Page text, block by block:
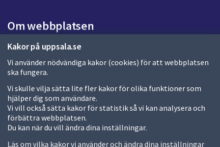
Kakor på uppsala.se
Vi använder nödvändiga kakor (cookies) för att webbplatsen
ska fungera.
Vi skulle vilja sätta lite fler kakor för olika funktioner som
hjälper dig som användare.
Vi vill också sätta kakor för statistik så vi kan analysera och
förbättra webbplatsen.
Du kan när du vill ändra dina inställningar.
Läs om vilka kakor vi använder och ändra dina inställningar
d
a
Om webbplatsen
Om webbplatsen
Allmänna handlingar och diarium
Behandling av personuppgifter
Kakor
Språk (other languages)
Tillgänglighetsredogörelse